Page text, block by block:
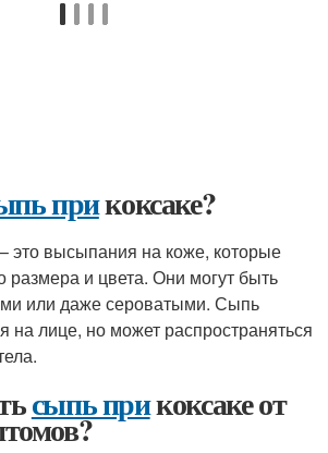
прикоксаке?
это высыпания на коже, которые
размера и цвета. Они могут быть
или даже сероватыми. Сыпь
на лице, но может распространяться
сыпь прикоксаке от